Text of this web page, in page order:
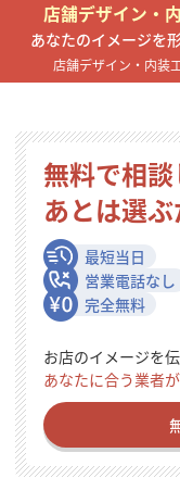
店舗開業・
店舗デザイン・
あなたのイメージを
店舗デザイン・内装
無料で相談
あとは選
最短当日
営業電話なし
完全無料
お店のイメージを
あなたに合う業者